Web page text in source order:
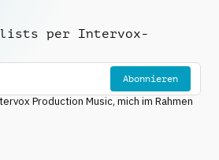
per Intervox-
Abonnieren
Production Music, mich im Rahmen